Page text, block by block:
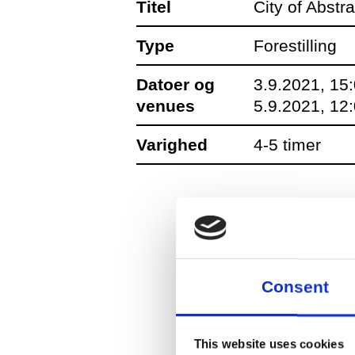
Consent
This website uses cookies
Og det er helt i
noget, hvor én
mennesker er
City of Abstracts
1.-2. september kl.
3. september kl. 15-
4. september kl. 12-
5. september kl. 12-
Titel City of
Type Forestilling
Datoer og
venues
3.9.2021,
5.9.2021,
Varighed 4-5 timer